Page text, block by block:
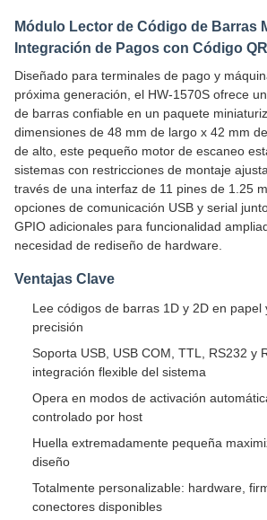
Módulo Lector de Código de Barras
Integración de Pagos con Código QR
Diseñado para terminales de pago y
próxima generación, el HW-1570S ofrece
de barras confiable en un paquete
dimensiones de 48 mm de largo x 42 mm
de alto, este pequeño motor de escaneo
sistemas con restricciones de montaje
través de una interfaz de 11 pines de 1.25
opciones de comunicación USB y serial
GPIO adicionales para funcionalidad
necesidad de rediseño de hardware.
Ventajas Clave
Lee códigos de barras 1D y 2D en papel
precisión
Soporta USB, USB COM, TTL, RS232 y
integración flexible del sistema
Opera en modos de activación
controlado por host
Huella extremadamente pequeña
diseño
Totalmente personalizable: hardware,
conectores disponibles